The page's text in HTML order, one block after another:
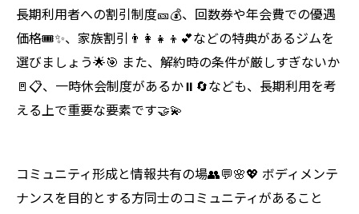
長期利用者への割引制度🎫💰、回数券や年会費での優遇
価格🎟️✨、家族割引👨‍👩‍👧‍👦💕などの特典があるジムを
選びましょう🌟🎯 また、解約時の条件が厳しすぎないか
🚪📋、一時休会制度があるか⏸️🔄なども、長期利用を考
える上で重要な要素です🤝💫
コミュニティ形成と情報共有の場👥💬🌸💖 ボディメンテ
ナンスを目的とする方同士のコミュニティがあること